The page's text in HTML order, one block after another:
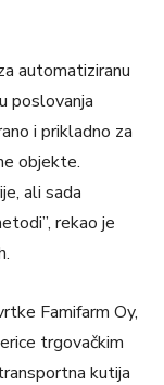
automatiziranu
poslovanja
i prikladno za
objekte.
ali sada
rekao je
Famifarm Oy,
trgovačkim
kutija